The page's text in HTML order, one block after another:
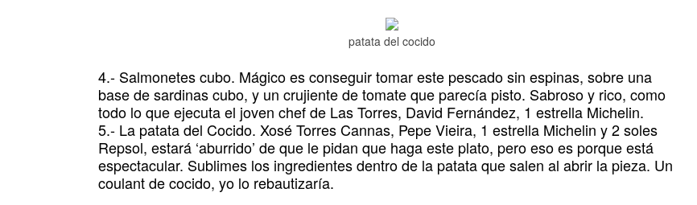
patata del cocido
4.- Salmonetes cubo. Mágico es conseguir tomar este pescado sin espinas, sobre una
base de sardinas cubo, y un crujiente de tomate que parecía pisto. Sabroso y rico, como
todo lo que ejecuta el joven chef de Las Torres, David Fernández, 1 estrella Michelin.
5.- La patata del Cocido. Xosé Torres Cannas, Pepe Vieira, 1 estrella Michelin y 2 soles
Repsol, estará ‘aburrido’ de que le pidan que haga este plato, pero eso es porque está
espectacular. Sublimes los ingredientes dentro de la patata que salen al abrir la pieza. Un
coulant de cocido, yo lo rebautizaría.